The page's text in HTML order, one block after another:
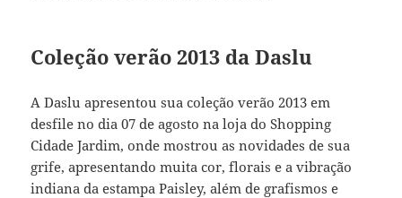
Coleção verão 2013 da Daslu
A Daslu apresentou sua coleção verão 2013 em
desfile no dia 07 de agosto na loja do Shopping
Cidade Jardim, onde mostrou as novidades de sua
grife, apresentando muita cor, florais e a vibração
indiana da estampa Paisley, além de grafismos e